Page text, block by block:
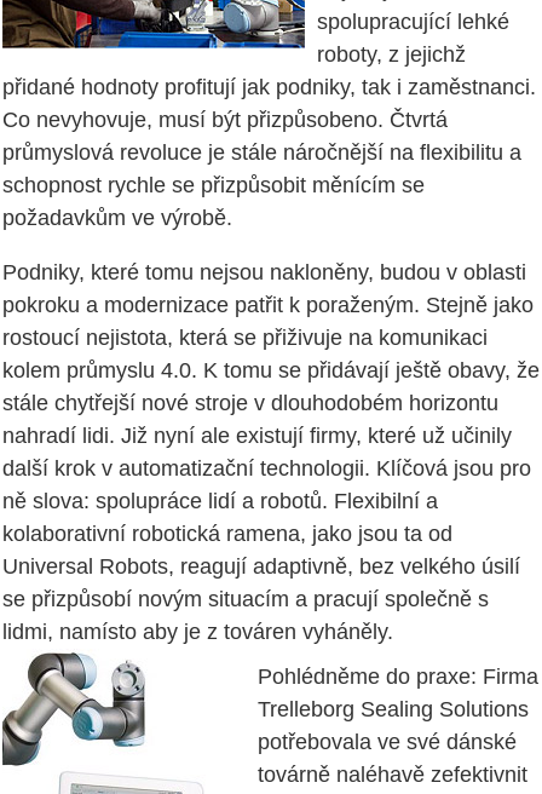
spolupracující lehké
roboty, z jejichž
přidané hodnoty profitují jak podniky, tak i zaměstnanci.
Co nevyhovuje, musí být přizpůsobeno. Čtvrtá
průmyslová revoluce je stále náročnější na flexibilitu a
schopnost rychle se přizpůsobit měnícím se
požadavkům ve výrobě.
Podniky, které tomu nejsou nakloněny, budou v oblasti
pokroku a modernizace patřit k poraženým. Stejně jako
rostoucí nejistota, která se přiživuje na komunikaci
kolem průmyslu 4.0. K tomu se přidávají ještě obavy, že
stále chytřejší nové stroje v dlouhodobém horizontu
nahradí lidi. Již nyní ale existují firmy, které už učinily
další krok v automatizační technologii. Klíčová jsou pro
ně slova: spolupráce lidí a robotů. Flexibilní a
kolaborativní robotická ramena, jako jsou ta od
Universal Robots, reagují adaptivně, bez velkého úsilí
se přizpůsobí novým situacím a pracují společně s
lidmi, namísto aby je z továren vyháněly.
Pohlédněme do praxe: Firma
Trelleborg Sealing Solutions
potřebovala ve své dánské
továrně naléhavě zefektivnit